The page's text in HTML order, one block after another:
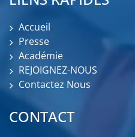
Accueil
Presse
Académie
REJOIGNEZ-NOUS
Contactez Nous
CONTACT